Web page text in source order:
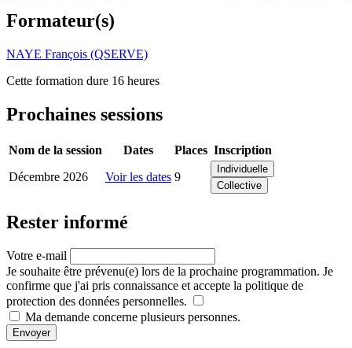
Formateur(s)
NAYE François (QSERVE)
Cette formation dure 16 heures
Prochaines sessions
Nom de la session Dates Places Inscription
Décembre 2026
Voir les dates 9
Individuelle
Collective
Rester informé
Votre e-mail
Je souhaite être prévenu(e) lors de la prochaine programmation. Je
confirme que j'ai pris connaissance et accepte la politique de
protection des données personnelles.
Ma demande concerne plusieurs personnes.
Envoyer